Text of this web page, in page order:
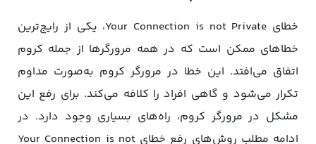
خطای Your Connection is not Private، یکی از رایج‌ترین
خطاهای ممکن است که در همه مرورگرها از جمله کروم
اتفاق می‌افتد. این خطا در مرورگر کروم به‌صورت مداوم
تکرار می‌شود و گاهی افراد را کلافه می‌کند. برای رفع این
مشکل در مرورگر کروم، راه‌های بسیاری وجود دارد. در
ادامه مطلب روش‌های رفع خطای Your Connection is not